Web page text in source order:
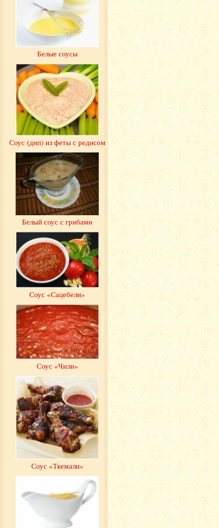
Белые соусы
Соус (дип) из феты с редисом
Белый соус с грибами
Соус «Сацебели»
Соус «Чили»
Соус «Ткемали»